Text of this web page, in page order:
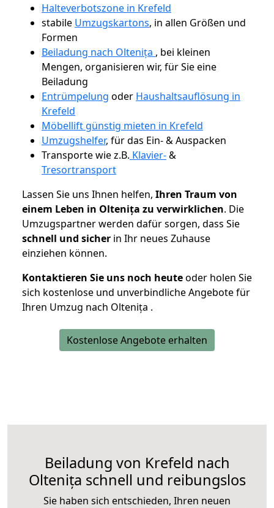
Halteverbotszone in Krefeld
stabile Umzugskartons, in allen Größen und
Formen
Beiladung nach Oltenița , bei kleinen
Mengen, organisieren wir, für Sie eine
Beiladung
Entrümpelung oder Haushaltsauflösung in
Krefeld
Möbellift günstig mieten in Krefeld
Umzugshelfer, für das Ein- & Auspacken
Transporte wie z.B. Klavier-&
Tresortransport
Lassen Sie uns Ihnen helfen, Ihren Traum von
einem Leben in Oltenița zu verwirklichen. Die
Umzugspartner werden dafür sorgen, dass Sie
schnell und sicher in Ihr neues Zuhause
einziehen können.
Kontaktieren Sie uns noch heuteoder holen Sie
sich kostenlose und unverbindliche Angebote für
Ihren Umzug nach Oltenița .
Kostenlose Angebote erhalten
Beiladung von Krefeld nach
Oltenița schnell und reibungslos
Sie haben sich entschieden, Ihren neuen